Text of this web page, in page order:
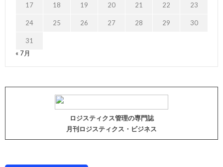
17 18 19 20 21 22 23
24 25 26 27 28 29 30
31
« 7月
ロジスティクス管理の専門誌
月刊ロジスティクス・ビジネス